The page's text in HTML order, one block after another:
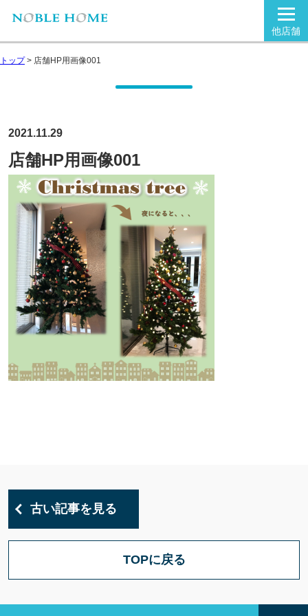
他店舗
トップ> 店舗HP用画像001
2021.11.29
店舗HP用画像001
古い記事を見る
TOPに戻る